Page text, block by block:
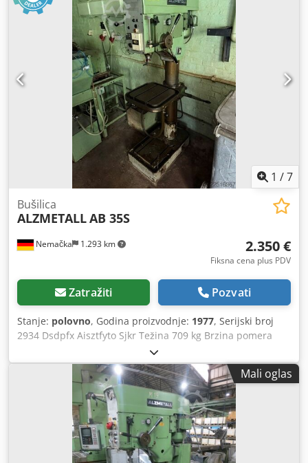
1 /7
Nemačka 1.293 km
Bušilica
ALZMETALLAB 35S
2.350 €
Fiksna cena plus PDV
Zatražiti Pozvati
Stanje: polovno, Godina proizvodnje: 1977, Serijski broj
2934 Dsdpfx Aisztfyto Sjkr Težina 709 kg Brzina pomera
Mali oglas